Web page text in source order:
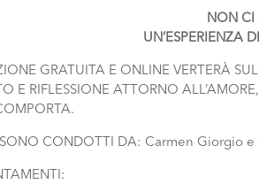
NON CI
UN’ESPERIENZA
GRATUITA E ONLINE VERTERÀ
E RIFLESSIONE ATTORNO
CONDOTTI DA: Carmen Giorgio e